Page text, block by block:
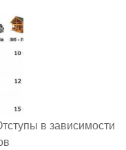
в зависимости